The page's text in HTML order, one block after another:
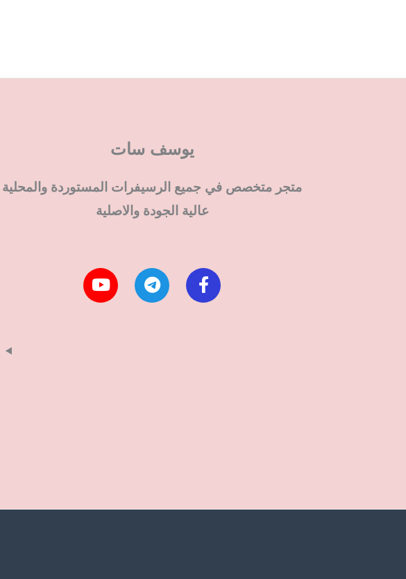
يوسف سات
متجر متخصص في جميع الرسيفرات المستوردة والمحلية
عالية الجودة والاصلية